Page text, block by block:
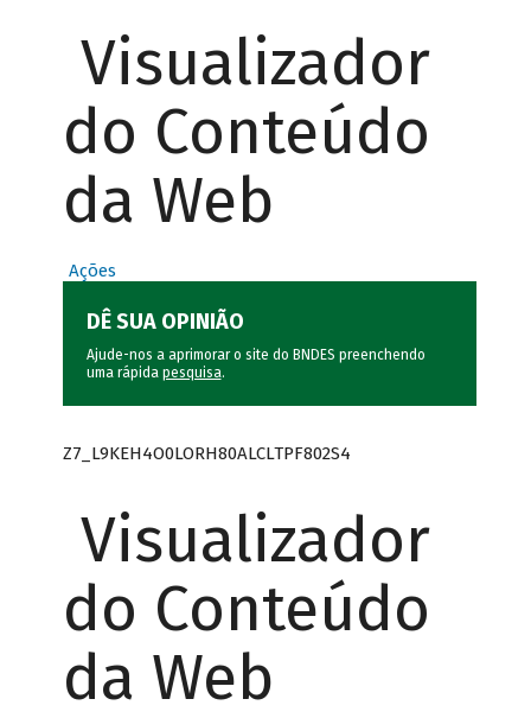
Visualizador
do Conteúdo
da Web
Ações
DÊ SUA OPINIÃO
Ajude-nos a aprimorar o site do BNDES preenchendo
uma rápida pesquisa.
Z7_L9KEH4O0LORH80ALCLTPF802S4
Visualizador
do Conteúdo
da Web